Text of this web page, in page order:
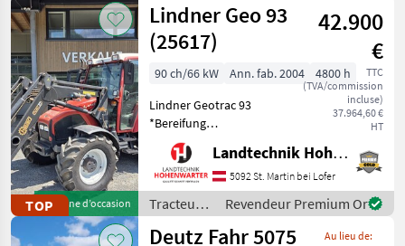
TOPMachine d’occasion
Lindner Geo 93
(25617)
42.900
€
TTC
(TVA/commission
incluse)
37.964,60 €
HT
90 ch/66 kW Ann. fab. 2004
4800 h
Lindner Geotrac 93
*Bereifung
540/65R30+420/65R20 *2
DWS *EHR *Klimaanlage
*Hydr.Anhängerbremse
*Rundumleuchte
*Zusatzscheinwerfer
*Einhebelsteuergerät
Landtechnik Hohenwarter GmbH
5092 St. Martin bei Lofer
Tracteurs
/ Lindner
Revendeur Premium Or
Deutz Fahr 5075
Au lieu de: